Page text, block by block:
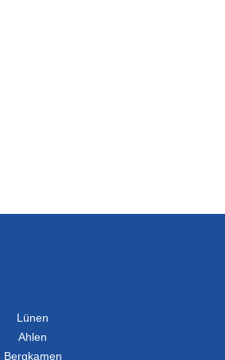
Lünen
Ahlen
Bergkamen